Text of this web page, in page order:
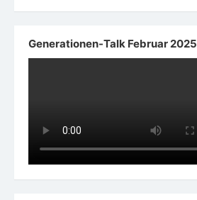
Generationen-Talk Februar 2025